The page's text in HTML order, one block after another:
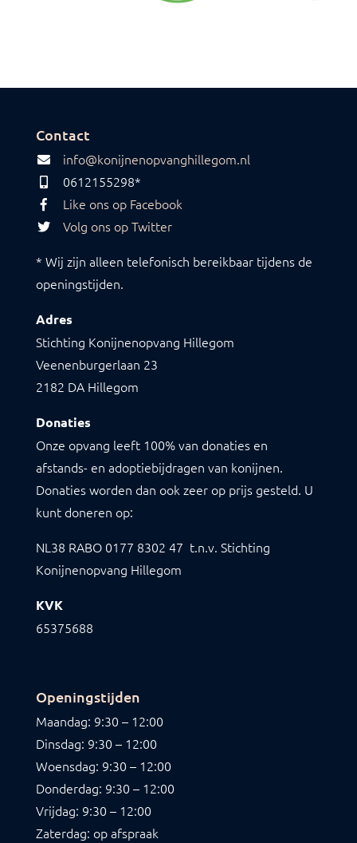
Contact
info@konijnenopvanghillegom.nl
0612155298*
Like ons op Facebook
Volg ons op Twitter
* Wij zijn alleen telefonisch bereikbaar tijdens de
openingstijden.
Adres
Stichting Konijnenopvang Hillegom
Veenenburgerlaan 23
2182 DA Hillegom
Donaties
Onze opvang leeft 100% van donaties en
afstands- en adoptiebijdragen van konijnen.
Donaties worden dan ook zeer op prijs gesteld. U
kunt doneren op:
NL38 RABO 0177 8302 47 t.n.v. Stichting
Konijnenopvang Hillegom
KVK
65375688
Openingstijden
Maandag: 9:30 – 12:00
Dinsdag: 9:30 – 12:00
Woensdag: 9:30 – 12:00
Donderdag: 9:30 – 12:00
Vrijdag: 9:30 – 12:00
Zaterdag: op afspraak